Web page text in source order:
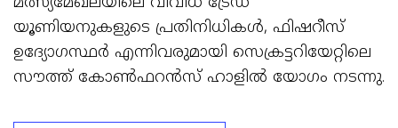
യൂണിയനുകളുടെ പ്രതിനിധികൾ, ഫിഷറീസ്
ഉദ്യോഗസ്ഥർ എന്നിവരുമായി സെക്രട്ടറിയേറ്റിലെ
സൗത്ത് കോൺഫറൻസ് ഹാളിൽ യോഗം നടന്നു.